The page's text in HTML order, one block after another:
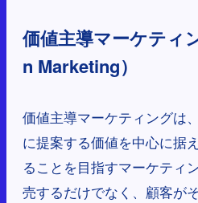
価値主導マーケティ
n Marketing）
価値主導マーケティングは
に提案する価値を中心に据
ることを目指すマーケティ
売するだけでなく、顧客が